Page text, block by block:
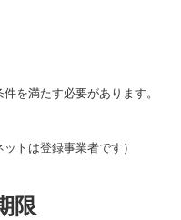
を満たす必要があります。
トは登録事業者です）
限